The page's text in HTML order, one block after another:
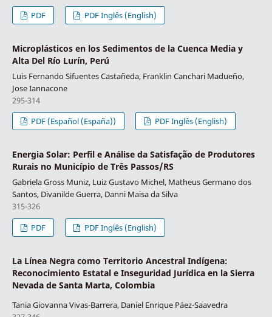
PDF
PDF Inglês (English)
Microplásticos en los Sedimentos de la Cuenca Media y
Alta Del Río Lurín, Perú
Luis Fernando Sifuentes Castañeda, Franklin Canchari Madueño,
Jose Iannacone
295-314
PDF (Español (España))
PDF Inglês (English)
Energia Solar: Perfil e Análise da Satisfação de Produtores
Rurais no Município de Três Passos/RS
Gabriela Gross Muniz, Luiz Gustavo Michel, Matheus Germano dos
Santos, Divanilde Guerra, Danni Maisa da Silva
315-326
PDF
PDF Inglês (English)
La Línea Negra como Territorio Ancestral Indígena:
Reconocimiento Estatal e Inseguridad Jurídica en la Sierra
Nevada de Santa Marta, Colombia
Tania Giovanna Vivas-Barrera, Daniel Enrique Páez-Saavedra